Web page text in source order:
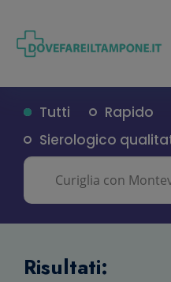
Tutti Rapido
Sierologico
Risultati: